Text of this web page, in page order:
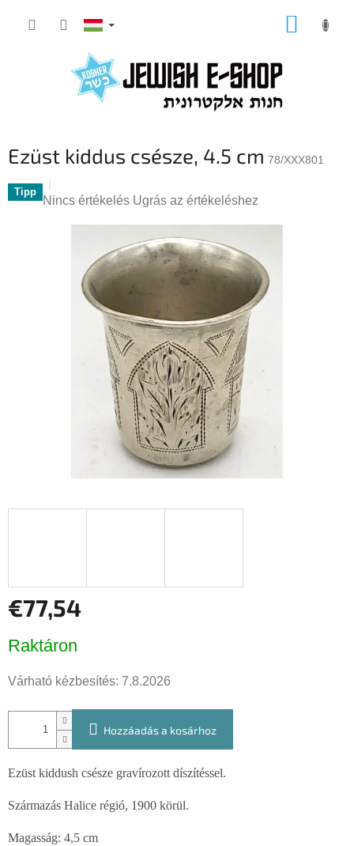
KOSÁR
Ezüst kiddus csésze, 4.5 cm 78/XXX801
Tipp
A
Nincs értékelés Ugrás az értékeléshez
€77,54
Raktáron
Várható kézbesítés: 7.8.2026
Hozzáadás a kosárhoz
Ezüst kiddush csésze gravírozott díszítéssel.
Származás Halice régió, 1900 körül.
Magasság: 4,5 cm